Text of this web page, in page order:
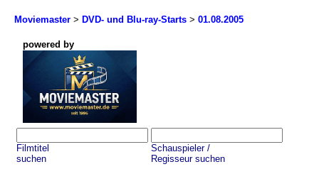
Moviemaster > DVD- und Blu-ray-Starts > 01.08.2005
powered by
Filmtitel
suchen
Schauspieler /
Regisseur suchen